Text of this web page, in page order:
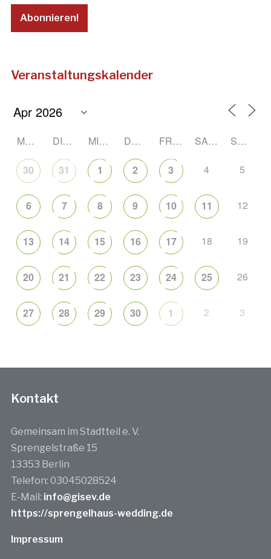
Veranstaltungskalender
MONTAG DIENSTAG MITTWOCH DONNERSTAG FREITAG SAMSTAG SONNTAG
30 31 1 2 3 4 5
6 7 8 9 10 11 12
13 14 15 16 17 18 19
20 21 22 23 24 25 26
27 28 29 30 1 2 3
Kontakt
Gemeinsam im Stadtteil e. V.
Sprengelstraße 15
13353 Berlin
Telefon: 03045028524
E-Mail: info@gisev.de
https://sprengelhaus-wedding.de
Impressum